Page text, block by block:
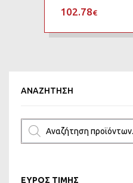
102.78€
ΑΝΑΖΉΤΗΣΗ
ΕΥΡΟΣ ΤΙΜΗΣ